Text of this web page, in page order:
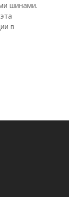
шинами.
в